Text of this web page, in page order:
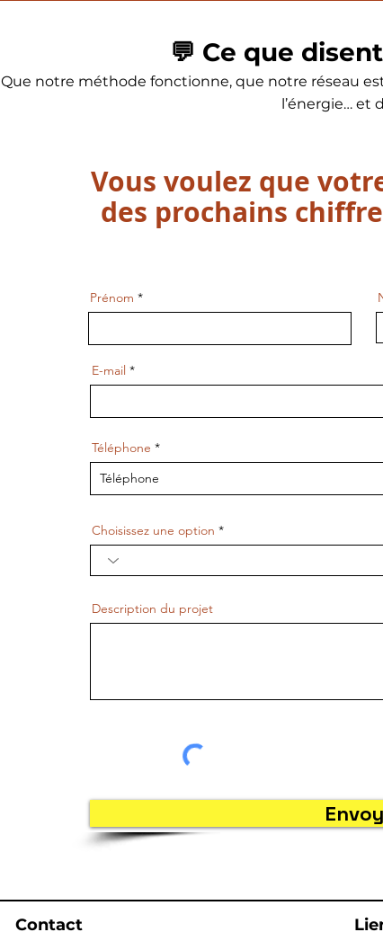
💬 Ce que
Que notre méthode fonctionne, que notre réseau
l’énergie… et
Vous voulez que
des prochains
Prénom
E-mail
Téléphone
Choisissez une option
Description du projet
Contact